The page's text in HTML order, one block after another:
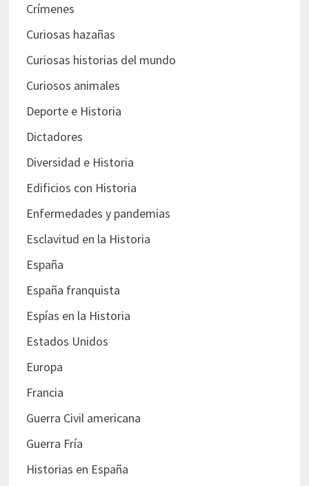
Crímenes
Curiosas hazañas
Curiosas historias del mundo
Curiosos animales
Deporte e Historia
Dictadores
Diversidad e Historia
Edificios con Historia
Enfermedades y pandemias
Esclavitud en la Historia
España
España franquista
Espías en la Historia
Estados Unidos
Europa
Francia
Guerra Civil americana
Guerra Fría
Historias en España